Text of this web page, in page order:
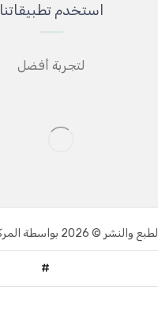
استخدم تطبيقاتنا
لتجربة أفضل
2026 بواسطة المركز التجاري معرضكم